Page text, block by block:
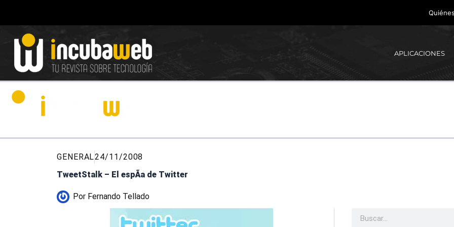
contenido
APLICACIONES
GENERAL24/11/2008
TweetStalk – El espÃ­a de Twitter
Por Fernando Tellado